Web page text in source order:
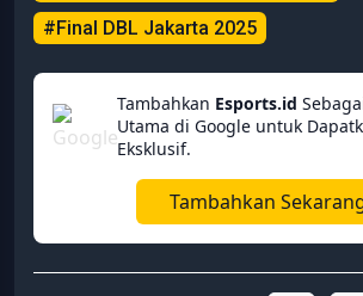
#Final DBL Jakarta 2025
Tambahkan Esports.id
Utama di Google untuk
Eksklusif.
Tambahkan